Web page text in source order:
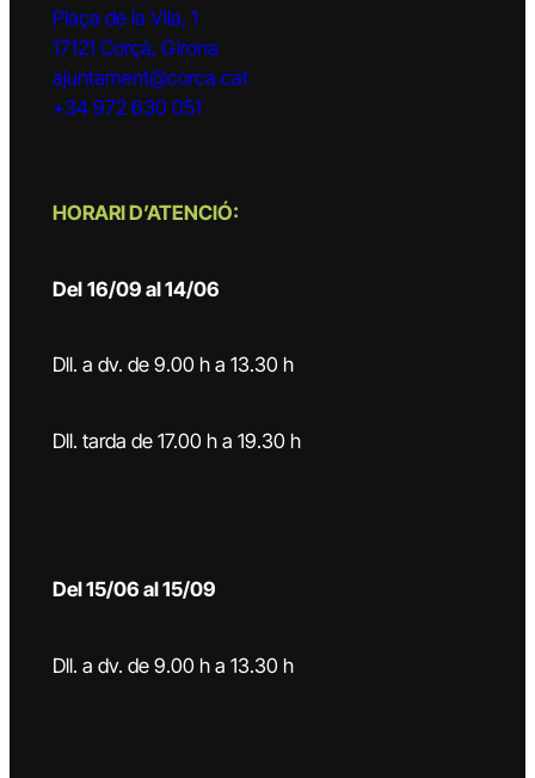
Plaça de la Vila, 1
17121 Corçà, Girona
ajuntament@corca.cat
+34 972 630 051
HORARI D’ATENCIÓ:
Del 16/09 al 14/06
Dll. a dv. de 9.00 h a 13.30 h
Dll. tarda de 17.00 h a 19.30 h
Del 15/06 al 15/09
Dll. a dv. de 9.00 h a 13.30 h